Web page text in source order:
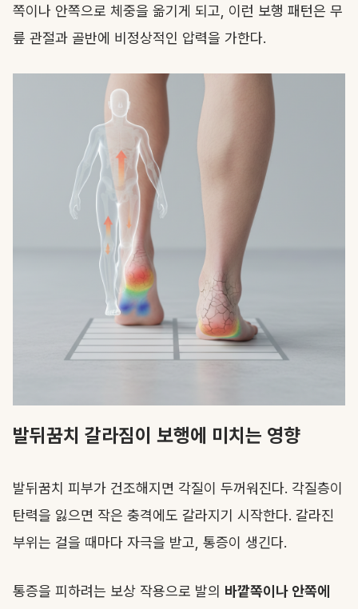
쪽이나 안쪽으로 체중을 옮기게 되고, 이런 보행 패턴은 무
릎 관절과 골반에 비정상적인 압력을 가한다.
발뒤꿈치 갈라짐이 보행에 미치는 영향
발뒤꿈치 피부가 건조해지면 각질이 두꺼워진다. 각질층이
탄력을 잃으면 작은 충격에도 갈라지기 시작한다. 갈라진
부위는 걸을 때마다 자극을 받고, 통증이 생긴다.
통증을 피하려는 보상 작용으로 발의 바깥쪽이나 안쪽에